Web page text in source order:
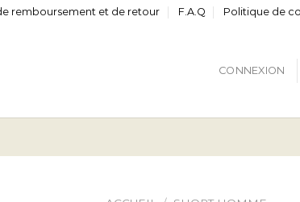
remboursement et de retour F.A.Q Politique de
CONNEXION